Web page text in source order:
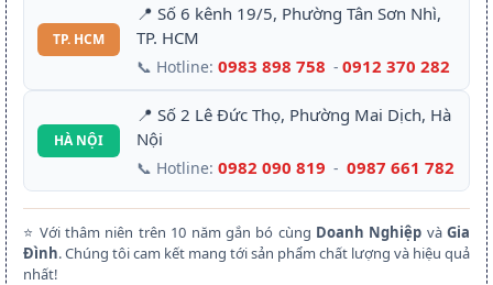
TP. HCM
📍 Số 6 kênh 19/5, Phường Tân Sơn Nhì,
TP. HCM
📞 Hotline: 0983 898 758 - 0912 370 282
HÀ NỘI
📍 Số 2 Lê Đức Thọ, Phường Mai Dịch, Hà
Nội
📞 Hotline: 0982 090 819 - 0987 661 782
⭐ Với thâm niên trên 10 năm gắn bó cùng Doanh Nghiệp vàGia
Đình. Chúng tôi cam kết mang tới sản phẩm chất lượng và hiệu quả
nhất!